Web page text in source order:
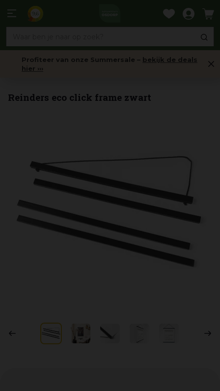
naar
Profiteer van onze Summersale – bekijk de deals
hier ›››
Reinders eco click frame zwart